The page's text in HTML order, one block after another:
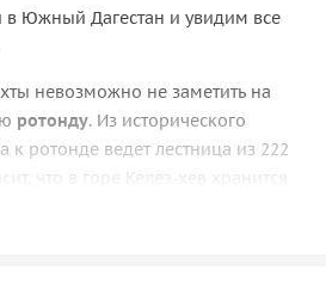
Южный Дагестан и увидим все
невозможно не заметить на
ротонду. Из исторического
к ротонде ведет лестница из 222
что в горе Келез-хев хранится
легендарный меч лезгинского